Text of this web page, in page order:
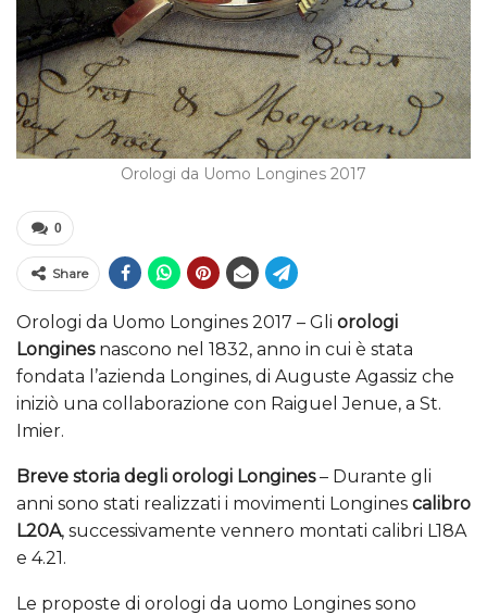
Orologi da Uomo Longines 2017
0
Share
Orologi da Uomo Longines 2017 – Gli orologi
Longinesnascono nel 1832, anno in cui è stata
fondata l’azienda Longines, di Auguste Agassiz che
iniziò una collaborazione con Raiguel Jenue, a St.
Imier.
Breve storia degli orologi Longines– Durante gli
anni sono stati realizzati i movimenti Longines calibro
L20A, successivamente vennero montati calibri L18A
e 4.21.
Le proposte di orologi da uomo Longines sono